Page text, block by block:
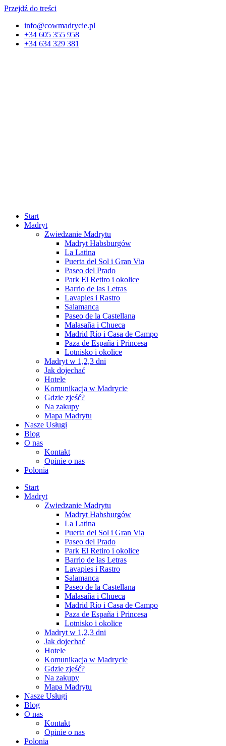
Przejdź do treści
info@cowmadrycie.pl
+34 605 355 958
+34 634 329 381​
Start
Madryt
Zwiedzanie Madrytu
Madryt Habsburgów
La Latina
Puerta del Sol i Gran Via
Paseo del Prado
Park El Retiro i okolice
Barrio de las Letras
Lavapies i Rastro
Salamanca
Paseo de la Castellana
Malasaña i Chueca
Madrid Río i Casa de Campo
Paza de España i Princesa
Lotnisko i okolice
Madryt w 1,2,3 dni
Jak dojechać
Hotele
Komunikacja w Madrycie
Gdzie zjeść?
Na zakupy
Mapa Madrytu
Nasze Usługi
Blog
O nas
Kontakt
Opinie o nas
Polonia
Start
Madryt
Zwiedzanie Madrytu
Madryt Habsburgów
La Latina
Puerta del Sol i Gran Via
Paseo del Prado
Park El Retiro i okolice
Barrio de las Letras
Lavapies i Rastro
Salamanca
Paseo de la Castellana
Malasaña i Chueca
Madrid Río i Casa de Campo
Paza de España i Princesa
Lotnisko i okolice
Madryt w 1,2,3 dni
Jak dojechać
Hotele
Komunikacja w Madrycie
Gdzie zjeść?
Na zakupy
Mapa Madrytu
Nasze Usługi
Blog
O nas
Kontakt
Opinie o nas
Polonia